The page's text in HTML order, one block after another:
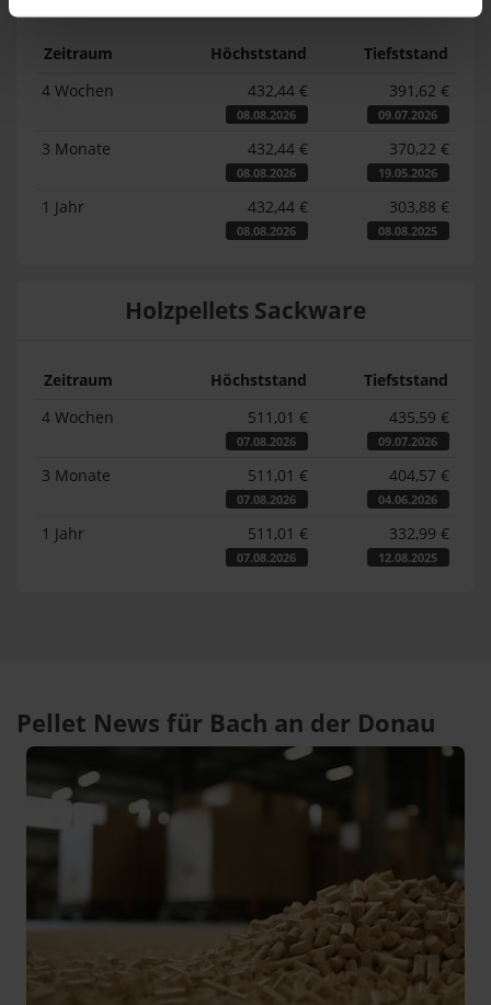
Zeitraum Höchststand
Tiefststand
4 Wochen
432,44 €
08.08.2026
391,62 €
09.07.2026
3 Monate 432,44 €
08.08.2026
370,22 €
19.05.2026
1 Jahr 432,44 €
08.08.2026
303,88 €
08.08.2025
Holzpellets Sackware
Zeitraum Höchststand
Tiefststand
4 Wochen
511,01 €
07.08.2026
435,59 €
09.07.2026
3 Monate 511,01 €
07.08.2026
404,57 €
04.06.2026
1 Jahr 511,01 €
07.08.2026
332,99 €
12.08.2025
Pellet News für Bach an der Donau